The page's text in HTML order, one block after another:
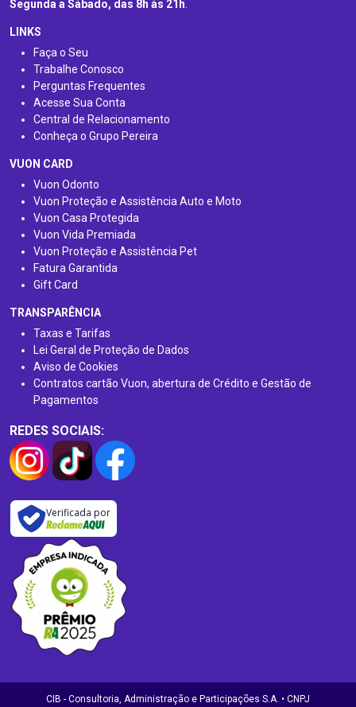
Segunda a Sábado, das 8h às 21h.
LINKS
Faça o Seu
Trabalhe Conosco
Perguntas Frequentes
Acesse Sua Conta
Central de Relacionamento
Conheça o Grupo Pereira
VUON CARD
Vuon Odonto
Vuon Proteção e Assistência Auto e Moto
Vuon Casa Protegida
Vuon Vida Premiada
Vuon Proteção e Assistência Pet
Fatura Garantida
Gift Card
TRANSPARÊNCIA
Taxas e Tarifas
Lei Geral de Proteção de Dados
Aviso de Cookies
Contratos cartão Vuon, abertura de Crédito e Gestão de
Pagamentos
REDES SOCIAIS:
Verificada por
CIB - Consultoria, Administração e Participações S.A. • CNPJ